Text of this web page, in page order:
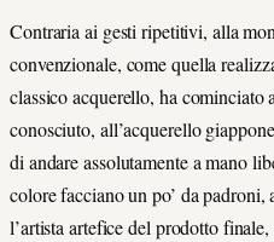
Contraria ai gesti ripetitivi, alla
convenzionale, come quella
classico acquerello, ha cominciato
conosciuto, all’acquerello
di andare assolutamente a mano
colore facciano un po’ da padroni,
l’artista artefice del prodotto